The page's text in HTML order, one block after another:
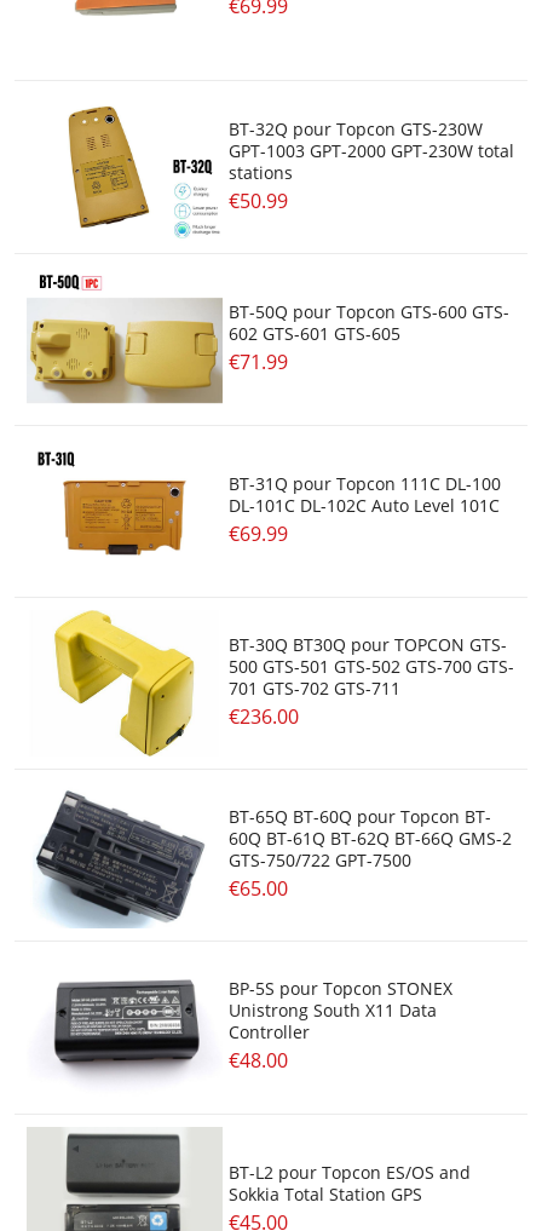
€69.99
BT-32Q pour Topcon GTS-230W
GPT-1003 GPT-2000 GPT-230W total
stations
€50.99
BT-50Q pour Topcon GTS-600 GTS-
602 GTS-601 GTS-605
€71.99
BT-31Q pour Topcon 111C DL-100
DL-101C DL-102C Auto Level 101C
€69.99
BT-30Q BT30Q pour TOPCON GTS-
500 GTS-501 GTS-502 GTS-700 GTS-
701 GTS-702 GTS-711
€236.00
BT-65Q BT-60Q pour Topcon BT-
60Q BT-61Q BT-62Q BT-66Q GMS-2
GTS-750/722 GPT-7500
€65.00
BP-5S pour Topcon STONEX
Unistrong South X11 Data
Controller
€48.00
BT-L2 pour Topcon ES/OS and
Sokkia Total Station GPS
€45.00